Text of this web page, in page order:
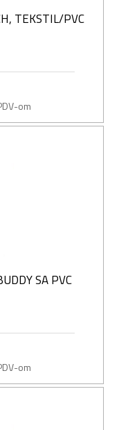
TEKSTIL/PVC
om
SA PVC
om